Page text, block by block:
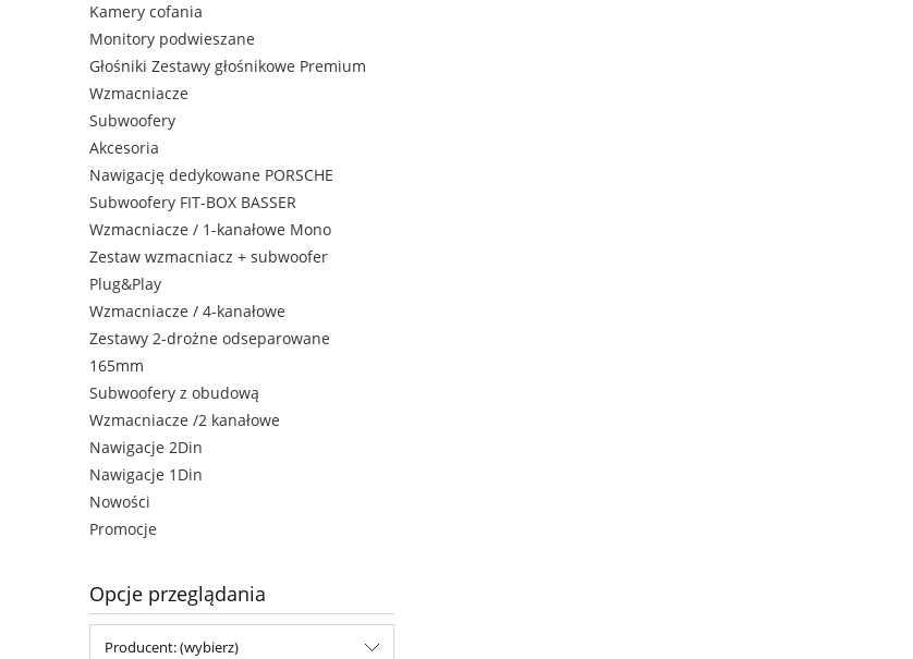
Kamery cofania
Monitory podwieszane
Głośniki Zestawy głośnikowe Premium
Wzmacniacze
Subwoofery
Akcesoria
Nawigację dedykowane PORSCHE
Subwoofery FIT-BOX BASSER
Wzmacniacze / 1-kanałowe Mono
Zestaw wzmacniacz + subwoofer
Plug&Play
Wzmacniacze / 4-kanałowe
Zestawy 2-drożne odseparowane
165mm
Subwoofery z obudową
Wzmacniacze /2 kanałowe
Nawigacje 2Din
Nawigacje 1Din
Nowości
Promocje
Opcje przeglądania
Producent: (wybierz)